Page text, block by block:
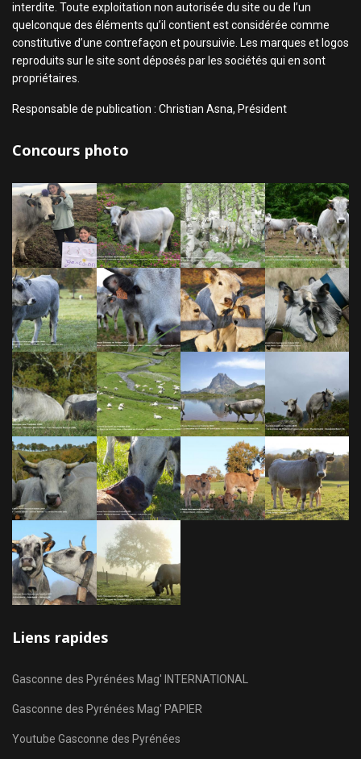
interdite. Toute exploitation non autorisée du site ou de l’un
quelconque des éléments qu’il contient est considérée comme
constitutive d’une contrefaçon et poursuivie. Les marques et logos
reproduits sur le site sont déposés par les sociétés qui en sont
propriétaires.
Responsable de publication : Christian Asna, Président
Concours photo
Liens rapides
Gasconne des Pyrénées Mag' INTERNATIONAL
Gasconne des Pyrénées Mag' PAPIER
Youtube Gasconne des Pyrénées